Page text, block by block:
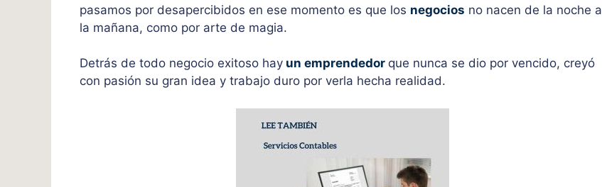
pasamos por desapercibidos en ese momento es que los negocios no nacen de la noche a
la mañana, como por arte de magia.
Detrás de todo negocio exitoso hay un emprendedor que nunca se dio por vencido, creyó
con pasión su gran idea y trabajo duro por verla hecha realidad.